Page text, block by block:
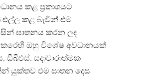
කළ ප්‍රකාශයට
කළ බැවින් එම
ඝාතනය කරන ලද
ඔහු විශේෂ අවධානයක්
සදාචාරාත්මක
යුක්තව එම ඝාතන දෙස